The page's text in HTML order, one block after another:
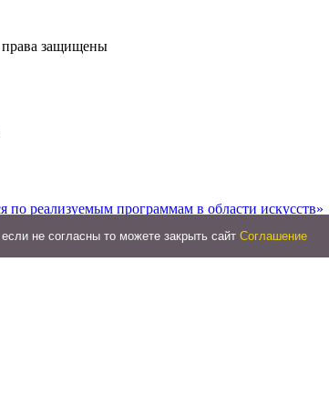
защищены
реализуемым программам в области искусств»
не согласны то можете закрыть сайт Соглашение